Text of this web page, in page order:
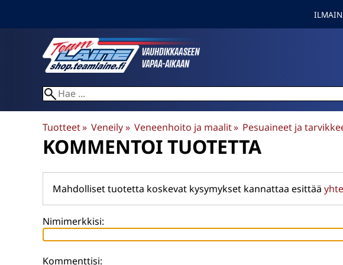
Tuotteet‪» Veneily‪» Veneenhoito ja maalit‪» Pesuaineet ja
KOMMENTOI TUOTETTA
Mahdolliset tuotetta koskevat kysymykset kannattaa esittää
Nimimerkkisi:
Kommenttisi: